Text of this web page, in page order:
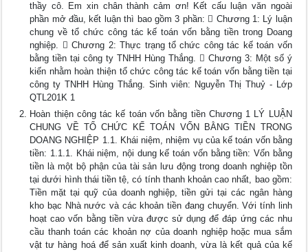
thầy cô. Em xin chân thành cảm ơn! Kết cấu luận văn ngoài
phần mở đầu, kết luận thì bao gồm 3 phần:  Chương 1: Lý luận
chung về tổ chức công tác kế toán vốn bằng tiền trong Doang
nghiệp.  Chương 2: Thực trạng tổ chức công tác kế toán vốn
bằng tiền tại công ty TNHH Hùng Thắng.  Chương 3: Một số ý
kiến nhằm hoàn thiện tổ chức công tác kế toán vốn bằng tiền tại
công ty TNHH Hùng Thắng. Sinh viên: Nguyễn Thị Thuỷ - Lớp
QTL201K 1
Hoàn thiện công tác kế toán vốn bằng tiền Chương 1 LÝ LUẬN
CHUNG VỀ TỔ CHỨC KẾ TOÁN VỐN BẰNG TIỀN TRONG
DOANG NGHIỆP 1.1. Khái niệm, nhiệm vụ của kế toán vốn bằng
tiền: 1.1.1. Khái niệm, nội dung kế toán vốn bằng tiền: Vốn bằng
tiền là một bộ phận của tài sản lưu động trong doanh nghiệp tồn
tại dưới hình thái tiền tệ, có tính thanh khoản cao nhất, bao gồm:
Tiền mặt tại quỹ của doanh nghiệp, tiền gửi tại các ngân hàng
kho bạc Nhà nước và các khoản tiền đang chuyển. Với tính linh
hoạt cao vốn bằng tiền vừa được sử dụng để đáp ứng các nhu
cầu thanh toán các khoản nợ của doanh nghiệp hoặc mua sắm
vật tư hàng hoá để sản xuất kinh doanh, vừa là kết quả của kế